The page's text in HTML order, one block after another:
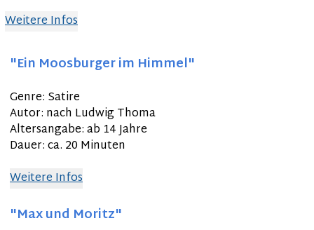
Weitere Infos
"Ein Moosburger im Himmel"
Genre: Satire
Autor: nach Ludwig Thoma
Altersangabe: ab 14 Jahre
Dauer: ca. 20 Minuten
Weitere Infos
"Max und Moritz"